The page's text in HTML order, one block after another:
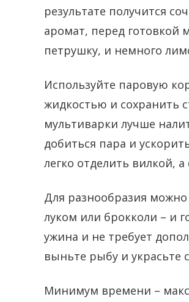
результате получится
аромат, перед готовкой
петрушку, и немного
Используйте паровую
жидкостью и сохранить
мультиварки лучше
добиться пара и
легко отделить вилкой,
Для разнообразия
луком или брокколи – и
ужина и не требует
выньте рыбу и украсьте
Минимум времени –